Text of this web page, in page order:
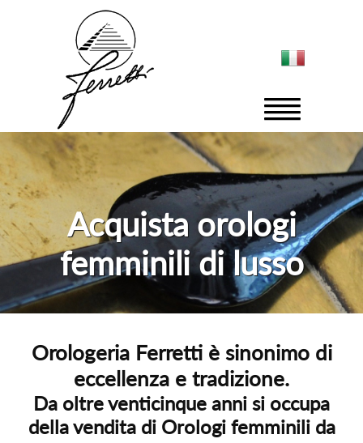
Acquista orologi
femminili di lusso
Orologeria Ferretti è sinonimo di
eccellenza e tradizione.
Da oltre venticinque anni si occupa
della vendita di Orologi femminili da